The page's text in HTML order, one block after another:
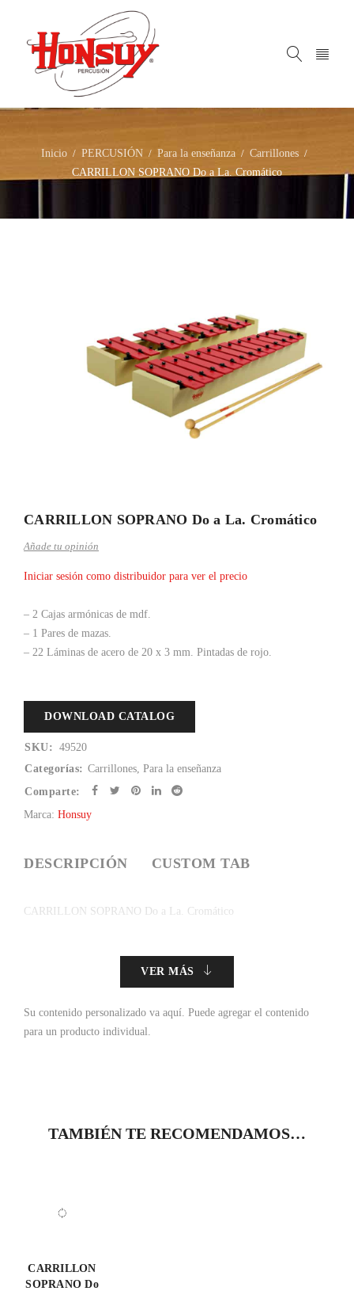
Inicio / PERCUSIÓN / Para la enseñanza / Carrillones /
CARRILLON SOPRANO Do a La. Cromático
CARRILLON SOPRANO Do a La. Cromático
Añade tu opinión
Iniciar sesión como distribuidor para ver el precio
– 2 Cajas armónicas de mdf.
– 1 Pares de mazas.
– 22 Láminas de acero de 20 x 3 mm. Pintadas de rojo.
DOWNLOAD CATALOG
SKU: 49520
Categorías: Carrillones, Para la enseñanza
Comparte:
Marca: Honsuy
DESCRIPCIÓN CUSTOM TAB
CARRILLON SOPRANO Do a La. Cromático
VER MÁS
Su contenido personalizado va aquí. Puede agregar el contenido
para un producto individual.
TAMBIÉN TE RECOMENDAMOS…
CARRILLON
SOPRANO Do